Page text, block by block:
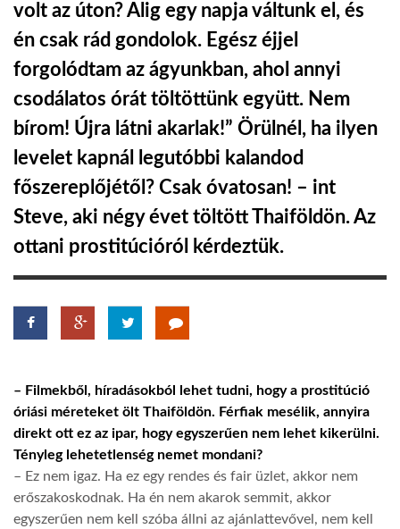
HÍR3D
TROPICALMAGAZIN
GLOBOTV
AFRIKA TUDÁSTÁR
A NAP SZÉPE
LINKTR.EE
GLOBOZSARU
volt az úton? Alig egy napja váltunk el, és
én csak rád gondolok. Egész éjjel
forgolódtam az ágyunkban, ahol annyi
csodálatos órát töltöttünk együtt. Nem
bírom! Újra látni akarlak!” Örülnél, ha ilyen
levelet kapnál legutóbbi kalandod
főszereplőjétől? Csak óvatosan! – int
Steve, aki négy évet töltött Thaiföldön. Az
ottani prostitúcióról kérdeztük.
– Filmekből, híradásokból lehet tudni, hogy a prostitúció
óriási méreteket ölt Thaiföldön. Férfiak mesélik, annyira
direkt ott ez az ipar, hogy egyszerűen nem lehet kikerülni.
Tényleg lehetetlenség nemet mondani?
– Ez nem igaz. Ha ez egy rendes és fair üzlet, akkor nem
erőszakoskodnak. Ha én nem akarok semmit, akkor
egyszerűen nem kell szóba állni az ajánlattevővel, nem kell